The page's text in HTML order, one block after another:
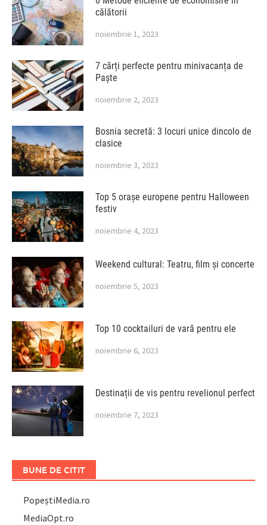
călătorii
noiembrie 1, 2023
7 cărți perfecte pentru minivacanța de
Paște
noiembrie 2, 2023
Bosnia secretă: 3 locuri unice dincolo de
clasice
noiembrie 3, 2023
Top 5 orașe europene pentru Halloween
festiv
noiembrie 4, 2023
Weekend cultural: Teatru, film și concerte
noiembrie 5, 2023
Top 10 cocktailuri de vară pentru ele
noiembrie 6, 2023
Destinații de vis pentru revelionul perfect
noiembrie 7, 2023
BUNE DE CITIT
PopeștiMedia.ro
MediaOpt.ro